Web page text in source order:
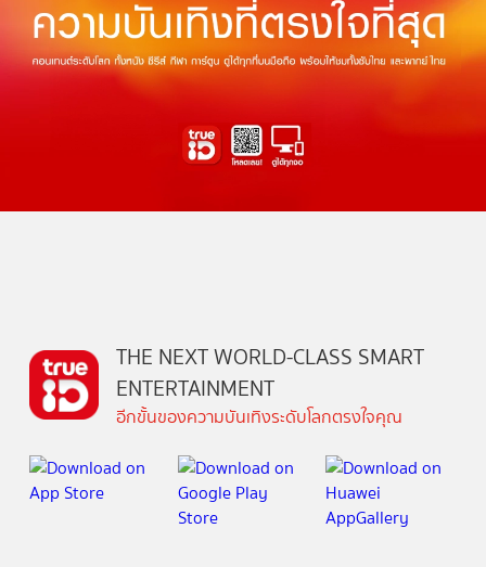
THE NEXT WORLD-CLASS SMART
ENTERTAINMENT
อีกขั้นของความบันเทิงระดับโลกตรงใจคุณ